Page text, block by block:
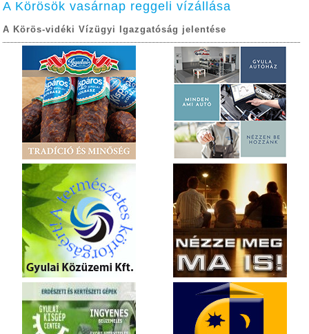
A Körösök vasárnap reggeli vízállása
A Körös-vidéki Vízügyi Igazgatóság jelentése